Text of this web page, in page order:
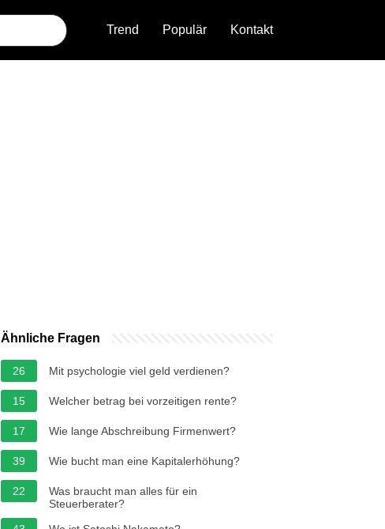
Trend Populär Kontakt
Ähnliche Fragen
26 Mit psychologie viel geld verdienen?
15 Welcher betrag bei vorzeitigen rente?
17 Wie lange Abschreibung Firmenwert?
39 Wie bucht man eine Kapitalerhöhung?
22
Was braucht man alles für ein
Steuerberater?